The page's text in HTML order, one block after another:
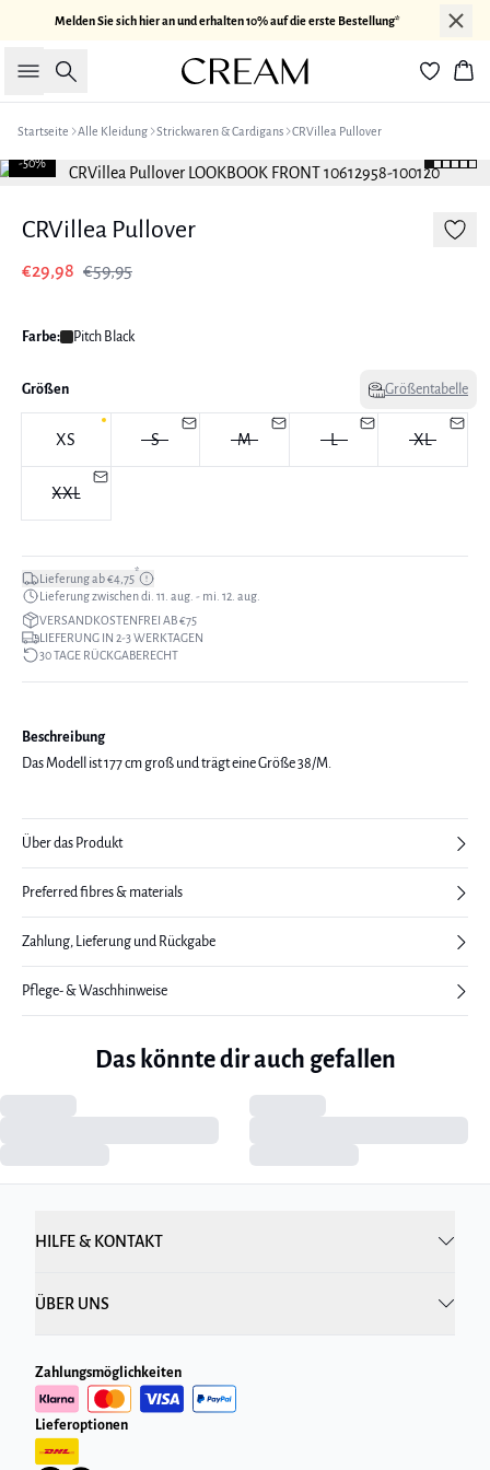
Melden Sie sich hier an und erhalten 10% auf die erste Bestellung*
Suche
Startseite Alle Kleidung Strickwaren & Cardigans CRVillea Pullover
-50%
CRVillea Pullover
€29,98 €59,95
Farbe: Pitch Black
Größen Größentabelle
XS S M L XL
XXL
Lieferung ab €4,75*
Lieferung zwischen di. 11. aug. - mi. 12. aug.
VERSANDKOSTENFREI AB €75
LIEFERUNG IN 2-3 WERKTAGEN
30 TAGE RÜCKGABERECHT
Beschreibung
Das Modell ist 177 cm groß und trägt eine Größe 38/M.
Über das Produkt
Preferred fibres & materials
Zahlung, Lieferung und Rückgabe
Pflege- & Waschhinweise
Das könnte dir auch gefallen
HILFE & KONTAKT
ÜBER UNS
Zahlungsmöglichkeiten
Lieferoptionen